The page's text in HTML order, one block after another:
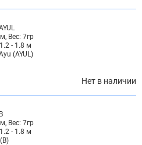
Вес: 7гр
1.2 - 1.8 м
(AYUL)
Нет в наличии
Вес: 7гр
1.2 - 1.8 м